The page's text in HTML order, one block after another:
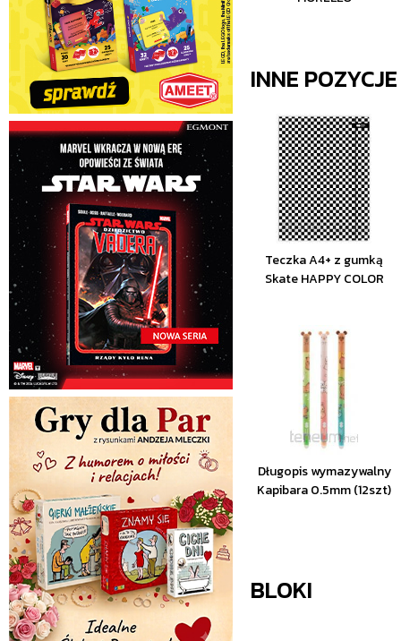
INNE
Teczka A4+ z gumką
Skate HAPPY COLOR
Długopis wymazywalny
Kapibara 0.5mm (12szt)
BLOKI